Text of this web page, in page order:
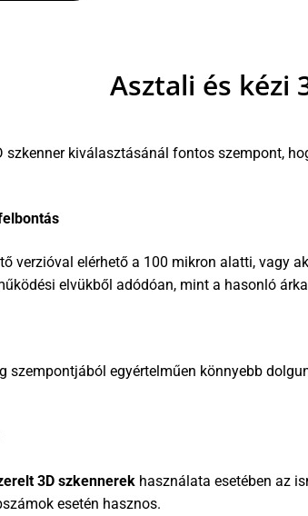
Asztali és kézi
szkenner kiválasztásánál fontos szempont,
verzióval elérhető a 100 mikron alatti, vagy
elvükből adódóan, mint a hasonló
szempontjából egyértelműen könnyebb
3D szkennerek használata esetében az
esetén hasznos.